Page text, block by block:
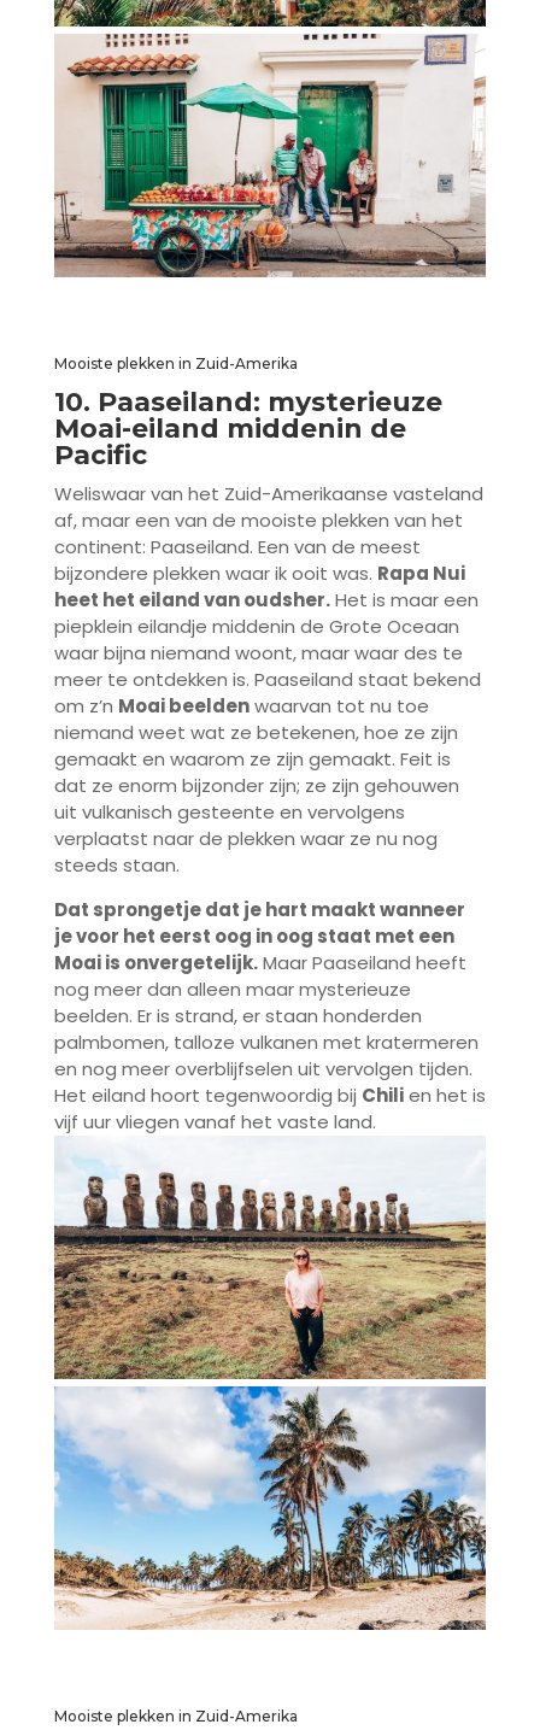
Mooiste plekken in Zuid-Amerika
10. Paaseiland: mysterieuze
Moai-eiland middenin de
Pacific
Weliswaar van het Zuid-Amerikaanse vasteland
af, maar een van de mooiste plekken van het
continent: Paaseiland. Een van de meest
bijzondere plekken waar ik ooit was. Rapa Nui
heet het eiland van oudsher.Het is maar een
piepklein eilandje middenin de Grote Oceaan
waar bijna niemand woont, maar waar des te
meer te ontdekken is. Paaseiland staat bekend
om z’n Moai beeldenwaarvan tot nu toe
niemand weet wat ze betekenen, hoe ze zijn
gemaakt en waarom ze zijn gemaakt. Feit is
dat ze enorm bijzonder zijn; ze zijn gehouwen
uit vulkanisch gesteente en vervolgens
verplaatst naar de plekken waar ze nu nog
steeds staan.
Dat sprongetje dat je hart maakt wanneer
je voor het eerst oog in oog staat met een
Moai is onvergetelijk.Maar Paaseiland heeft
nog meer dan alleen maar mysterieuze
beelden. Er is strand, er staan honderden
palmbomen, talloze vulkanen met kratermeren
en nog meer overblijfselen uit vervolgen tijden.
Het eiland hoort tegenwoordig bij Chilien het is
vijf uur vliegen vanaf het vaste land.
Mooiste plekken in Zuid-Amerika